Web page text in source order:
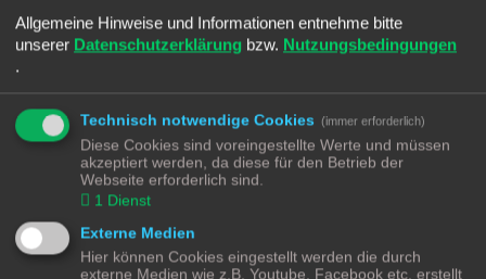
VG Jim
Re: Frage: Wolf Heizung in HA integrieren
a
So 4. Feb 2024, 07:13
Erstmal Danke! Dass du deine Erfahrungen mit uns teilst!!
Allgemeine Hinweise und Informationen entnehme bitte
unserer Datenschutzerklärung bzw. Nutzungsbedingungen
.
Technisch notwendige Cookies (immer erforderlich)
Diese Cookies sind voreingestellte Werte und müssen
akzeptiert werden, da diese für den Betrieb der
Webseite erforderlich sind.
1 Dienst
Externe Medien
Hier können Cookies eingestellt werden die durch
externe Medien wie z.B. Youtube, Facebook etc. erstellt